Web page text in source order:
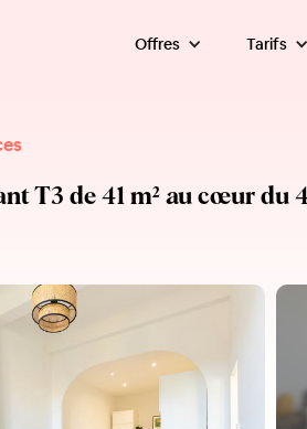
Offres Tarifs
T3 de 41 m² au cœur du